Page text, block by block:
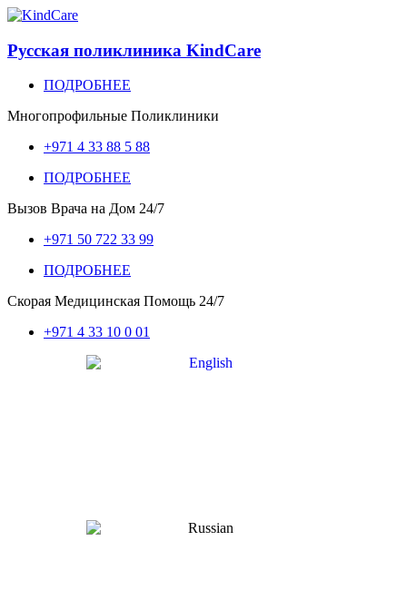
Русская поликлиника KindCare
ПОДРОБНЕЕ
Многопрофильные Поликлиники
+971 4 33 88 5 88
ПОДРОБНЕЕ
Вызов Врача на Дом 24/7
+971 50 722 33 99
ПОДРОБНЕЕ
Скорая Медицинская Помощь 24/7
+971 4 33 10 0 01